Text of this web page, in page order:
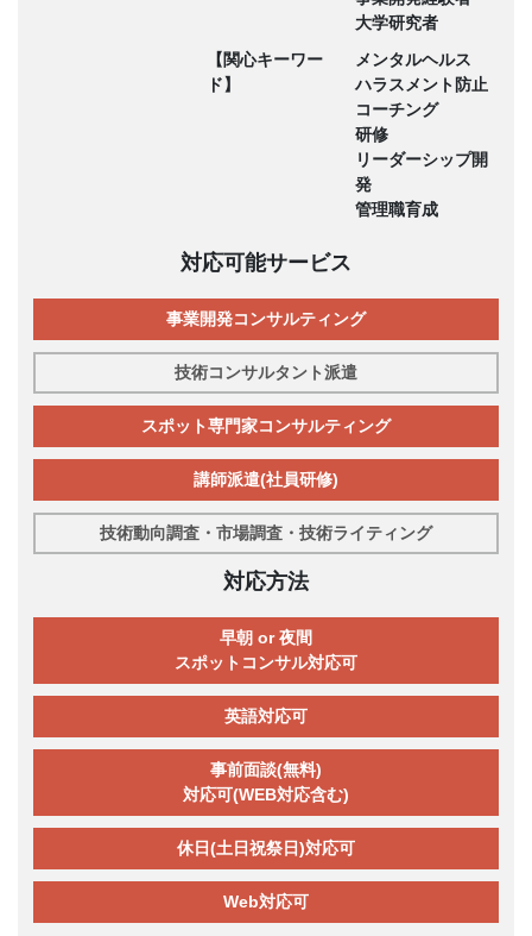
大学研究者
【関心キーワー
ド】
メンタルヘルス
ハラスメント防止
コーチング
研修
リーダーシップ開
発
管理職育成
対応可能サービス
事業開発コンサルティング
技術コンサルタント派遣
スポット専門家コンサルティング
講師派遣(社員研修)
技術動向調査・市場調査・技術ライティング
対応方法
早朝 or 夜間
スポットコンサル対応可
英語対応可
事前面談(無料)
対応可(WEB対応含む)
休日(土日祝祭日)対応可
Web対応可